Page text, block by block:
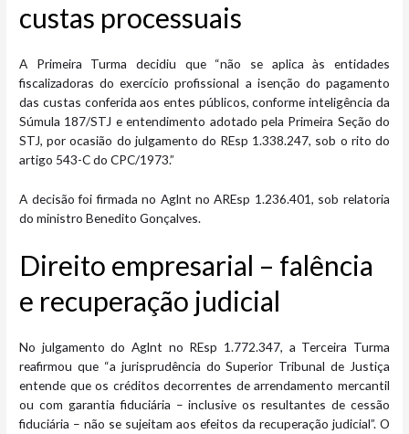
custas proce​ssuais
A Primeira Turma decidiu que “não se aplica às entidades
fiscalizadoras do exercício profissional a isenção do pagamento
das custas conferida aos entes públicos, conforme inteligência da
Súmula 187/STJ e entendimento adotado pela Primeira Seção do
STJ, por ocasião do julgamento do REsp 1.338.247, sob o rito do
artigo 543-C do CPC/1973.”
A decisão foi firmada no Aglnt no AREsp 1.236.401, sob relatoria
do ministro Benedito Gonçalves.
Direito empresarial – falência
e rec​​​uperação judicial
No julgamento do Aglnt no REsp 1.772.347, a Terceira Turma
reafirmou que “a jurisprudência do Superior Tribunal de Justiça
entende que os créditos decorrentes de arrendamento mercantil
ou com garantia fiduciária – inclusive os resultantes de cessão
fiduciária – não se sujeitam aos efeitos da recuperação judicial”. O